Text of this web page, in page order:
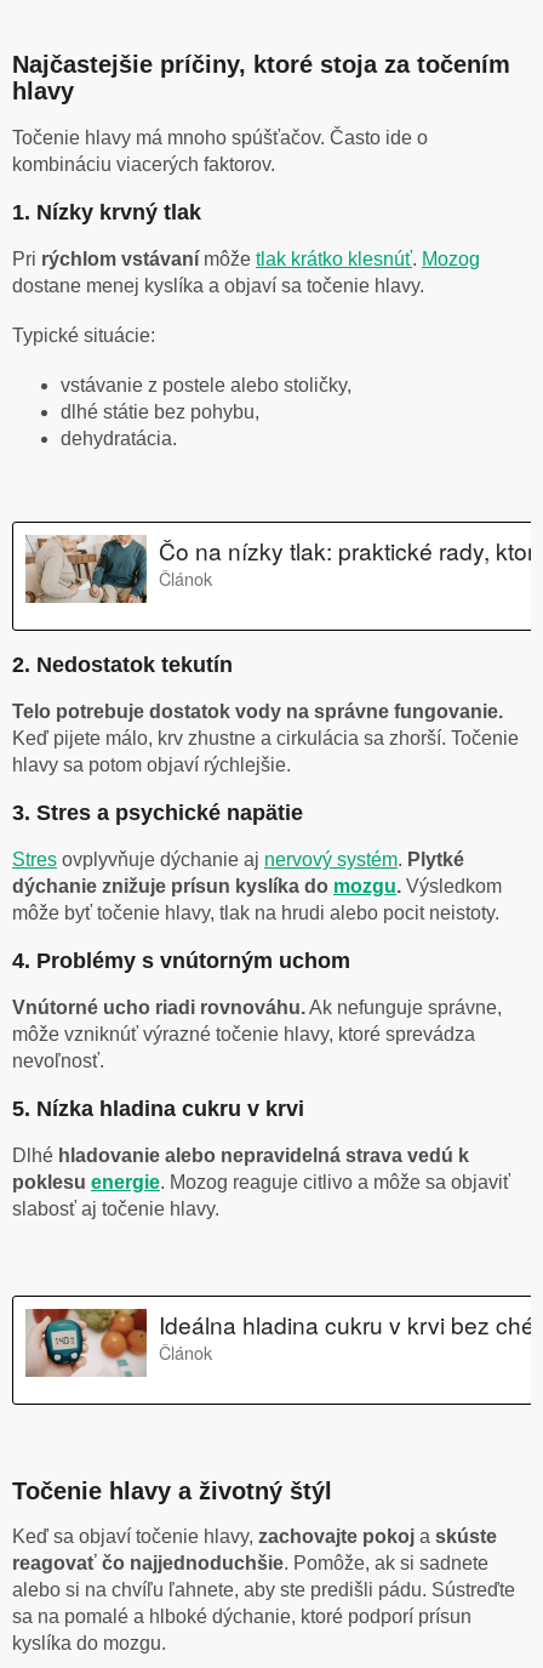
Najčastejšie príčiny, ktoré stoja za točením
hlavy
Točenie hlavy má mnoho spúšťačov. Často ide o
kombináciu viacerých faktorov.
1. Nízky krvný tlak
Pri rýchlom vstávaní môže tlak krátko klesnúť. Mozog
dostane menej kyslíka a objaví sa točenie hlavy.
Typické situácie:
vstávanie z postele alebo stoličky,
dlhé státie bez pohybu,
dehydratácia.
2. Nedostatok tekutín
Telo potrebuje dostatok vody na správne fungovanie.
Keď pijete málo, krv zhustne a cirkulácia sa zhorší. Točenie
hlavy sa potom objaví rýchlejšie.
3. Stres a psychické napätie
Stres ovplyvňuje dýchanie aj nervový systém. Plytké
dýchanie znižuje prísun kyslíka do mozgu. Výsledkom
môže byť točenie hlavy, tlak na hrudi alebo pocit neistoty.
4. Problémy s vnútorným uchom
Vnútorné ucho riadi rovnováhu.Ak nefunguje správne,
môže vzniknúť výrazné točenie hlavy, ktoré sprevádza
nevoľnosť.
5. Nízka hladina cukru v krvi
Dlhé hladovanie alebo nepravidelná strava vedú k
poklesu energie. Mozog reaguje citlivo a môže sa objaviť
slabosť aj točenie hlavy.
Točenie hlavy a životný štýl
Keď sa objaví točenie hlavy, zachovajte pokoj a skúste
reagovať čo najjednoduchšie. Pomôže, ak si sadnete
alebo si na chvíľu ľahnete, aby ste predišli pádu. Sústreďte
sa na pomalé a hlboké dýchanie, ktoré podporí prísun
kyslíka do mozgu.